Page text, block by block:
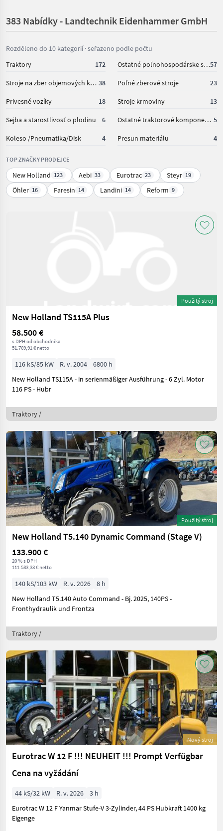
383 Nabídky - Landtechnik Eidenhammer GmbH
Rozděleno do 10 kategorií · seřazeno podle počtu
Traktory
172 Ostatné poľnohospodárske silové stroje57
Stroje na zber objemových krmív 38 Poľné zberové stroje 23
Privesné vozíky 18 Stroje krmoviny 13
Sejba a starostlivosť o plodinu 6 Ostatné traktorové komponenty 5
Koleso /Pneumatika/Disk 4 Presun materiálu 4
TOP ZNAČKY PRODEJCE
New Holland 123 Aebi 33 Eurotrac 23 Steyr 19
Öhler 16 Faresin 14 Landini 14 Reform 9
Použitý stroj
New Holland TS115A Plus
58.500 €
s DPH od obchodníka
51.769,91 € netto
116 kS/85 kW R. v. 2004
6800 h
New Holland TS115A - in serienmäßiger Ausführung - 6 Zyl. Motor
116 PS - Hubr
Traktory /
Použitý stroj
New Holland T5.140 Dynamic Command (Stage V)
133.900 €
20 % s DPH
111.583,33 € netto
140 kS/103 kW R. v. 2026
8 h
New Holland T5.140 Auto Command - Bj. 2025, 140PS -
Fronthydraulik und Frontza
Traktory /
Nový stroj
Eurotrac W 12 F !!! NEUHEIT !!! Prompt Verfügbar
Cena na vyžádání
44 kS/32 kW R. v. 2026
3 h
Eurotrac W 12 F Yanmar Stufe-V 3-Zylinder, 44 PS Hubkraft 1400 kg
Eigenge